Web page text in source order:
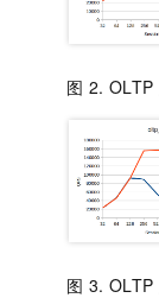
图 2. OLTP
图 3. OLTP